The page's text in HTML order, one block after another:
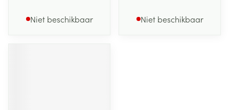
Niet beschikbaar Niet beschikbaar